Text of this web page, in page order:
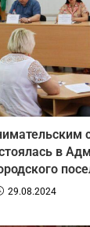
в
29.08.2024